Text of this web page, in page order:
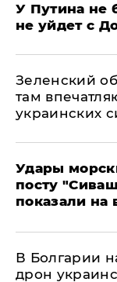
У Путина не
не уйдет с
Зеленский
там
украинских
Удары
посту
показали на
В Болгарии
дрон